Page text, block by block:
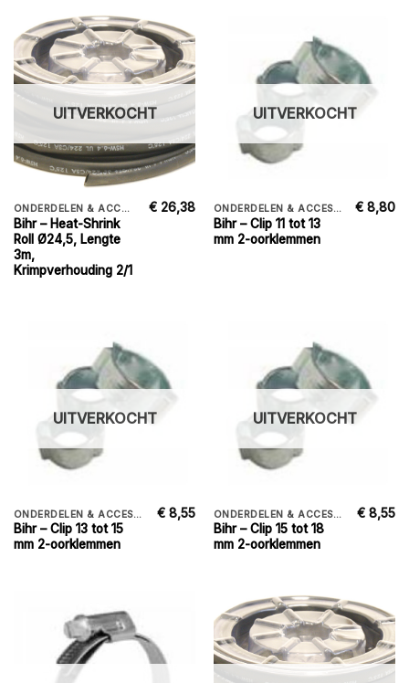
UITVERKOCHT
ONDERDELEN & ACCESSORIES
Bihr – Heat-Shrink
Roll Ø24,5, Lengte
3m,
Krimpverhouding 2/1
€ 26,38
UITVERKOCHT
ONDERDELEN & ACCESSORIES
Bihr – Clip 11 tot 13
mm 2-oorklemmen
€ 8,80
UITVERKOCHT
ONDERDELEN & ACCESSORIES
Bihr – Clip 13 tot 15
mm 2-oorklemmen
€ 8,55
UITVERKOCHT
ONDERDELEN & ACCESSORIES
Bihr – Clip 15 tot 18
mm 2-oorklemmen
€ 8,55